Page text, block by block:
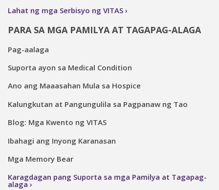
Lahat ng mga Serbisyo ng VITAS
PARA SA MGA PAMILYA AT TAGAPAG-ALAGA
Pag-aalaga
Suporta ayon sa Medical Condition
Ano ang Maaasahan Mula sa Hospice
Kalungkutan at Pangungulila sa Pagpanaw ng Tao
Blog: Mga Kwento ng VITAS
Ibahagi ang Inyong Karanasan
Mga Memory Bear
Karagdagan pang Suporta sa mga Pamilya at Tagapag-
alaga